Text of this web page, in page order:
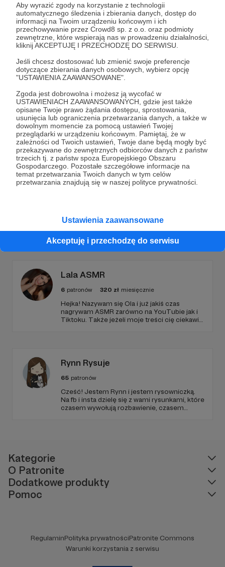
Aby wyrazić zgody na korzystanie z technologii
automatycznego śledzenia i zbierania danych, dostęp do
informacji na Twoim urządzeniu końcowym i ich
przechowywanie przez Crowd8 sp. z o.o. oraz podmioty
zewnętrzne, które wspierają nas w prowadzeniu działalności,
kliknij AKCEPTUJĘ I PRZECHODZĘ DO SERWISU.
Jeśli chcesz dostosować lub zmienić swoje preferencje
dotyczące zbierania danych osobowych, wybierz opcję
"USTAWIENIA ZAAWANSOWANE".
Zgoda jest dobrowolna i możesz ją wycofać w
USTAWIENIACH ZAAWANSOWANYCH, gdzie jest także
opisane Twoje prawo żądania dostępu, sprostowania,
usunięcia lub ograniczenia przetwarzania danych, a także w
dowolnym momencie za pomocą ustawień Twojej
przeglądarki w urządzeniu końcowym. Pamiętaj, że w
zależności od Twoich ustawień, Twoje dane będą mogły być
przekazywane do zewnętrznych odbiorców danych z państw
trzecich tj. z państw spoza Europejskiego Obszaru
Gospodarczego. Pozostałe szczegółowe informacje na
temat przetwarzania Twoich danych w tym celów
przetwarzania znajdują się w naszej polityce prywatności.
Ustawienia zaawansowane
Akceptuję i przechodzę do serwisu
Dołącz do grona Patronów!
Wesprzyj działalność AutoraMagazyn Kreski
teraz!
Zostań Patronem
Promowani autorzy
Lala ASMR
6 patronów 320 zł miesięcznie
Hejka! Nazywam się Ola i już jakiś czas
nagrywam ASMR zarówno na YouTubie jak i
Tiktoku. Także jeżeli moje treści cię ciekawią
Rynn Rysuje
65 patronów
Cześć! Jestem Rynn i jestem rysowniczką.
Na fb i insta dzielę się z wami rysunkami, które
czasem wywołują rozbawienie, czasem
Kategorie
O Patronite
Dodatkowe produkty
Pomoc
RegulaminPolityka prywatnościPatronite Commons
Warunki korzystania z serwisu